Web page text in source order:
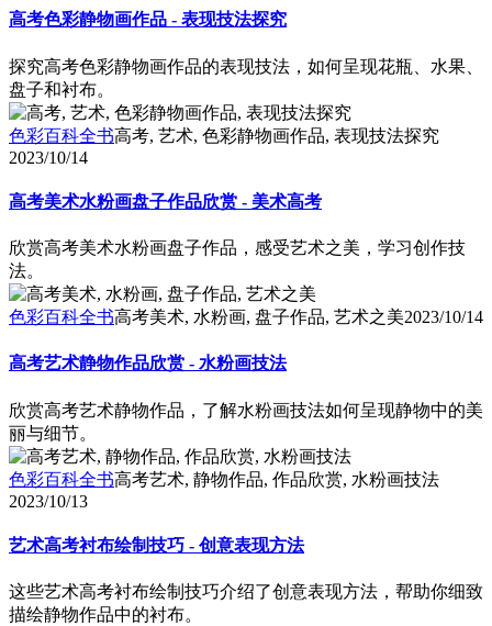
高考色彩静物画作品 - 表现技法探究
探究高考色彩静物画作品的表现技法，如何呈现花瓶、水果、
盘子和衬布。
色彩百科全书高考, 艺术, 色彩静物画作品, 表现技法探究
2023/10/14
高考美术水粉画盘子作品欣赏 - 美术高考
欣赏高考美术水粉画盘子作品，感受艺术之美，学习创作技
法。
色彩百科全书高考美术, 水粉画, 盘子作品, 艺术之美2023/10/14
高考艺术静物作品欣赏 - 水粉画技法
欣赏高考艺术静物作品，了解水粉画技法如何呈现静物中的美
丽与细节。
色彩百科全书高考艺术, 静物作品, 作品欣赏, 水粉画技法
2023/10/13
艺术高考衬布绘制技巧 - 创意表现方法
这些艺术高考衬布绘制技巧介绍了创意表现方法，帮助你细致
描绘静物作品中的衬布。